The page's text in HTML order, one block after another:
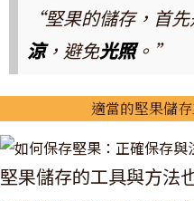
“堅果的儲存，首
涼，避免光照。”
適當的堅果儲
堅果儲存的工具與方法